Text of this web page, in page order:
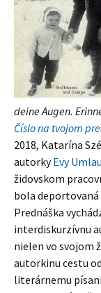
deine Augen.
Číslo na tvojom
2018, Katarína
autorkyEvy
židovskom
bola
Prednáška
interdiskurzívnu
nielen vo svojom
autorkinu cestu
literárnemu